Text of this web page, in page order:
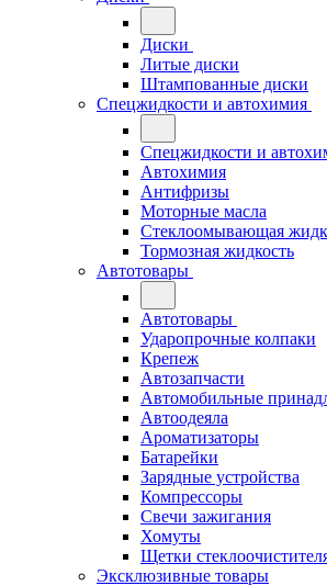
Диски
Литые диски
Штампованные диски
Спецжидкости и автохимия
Спецжидкости и
Автохимия
Антифризы
Моторные масла
Стеклоомывающая
Тормозная жидкость
Автотовары
Автотовары
Ударопрочные колпаки
Крепеж
Автозапчасти
Автомобильные
Автоодеяла
Ароматизаторы
Батарейки
Зарядные устройства
Компрессоры
Свечи зажигания
Хомуты
Щетки
Эксклюзивные товары